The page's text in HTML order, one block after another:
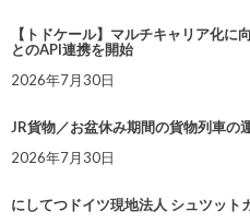
【トドケール】マルチキャリア化
とのAPI連携を開始
2026年7月30日
JR貨物／お盆休み期間の貨物列車の
2026年7月30日
にしてつドイツ現地法人 シュツット